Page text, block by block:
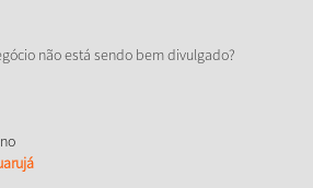
não está sendo bem divulgado?